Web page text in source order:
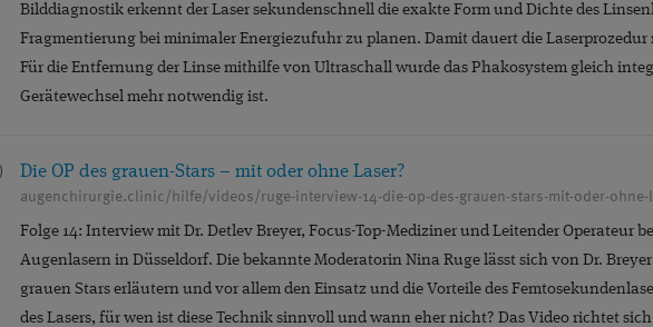
WISSENSCHAFT ÜBERBLENDVISUS
Bilddiagnostik erkennt der Laser sekundenschnell die exakte Form und Dichte des
Fragmentierung bei minimaler Energiezufuhr zu planen. Damit dauert die
Für die Entfernung der Linse mithilfe von Ultraschall wurde das Phakosystem gleich
Gerätewechsel mehr notwendig ist.
Die OP des grauen-Stars – mit oder ohne Laser?
augenchirurgie.clinic/hilfe/videos/ruge-interview-14-die-op-des-grauen-stars-mit-oder-ohne-
Folge 14: Interview mit Dr. Detlev Breyer, Focus-Top-Mediziner und Leitender Operateur
Augenlasern in Düsseldorf. Die bekannte Moderatorin Nina Ruge lässt sich von Dr.
grauen Stars erläutern und vor allem den Einsatz und die Vorteile des
des Lasers, für wen ist diese Technik sinnvoll und wann eher nicht? Das Video richtet